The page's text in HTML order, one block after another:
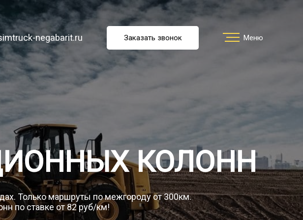
negabarit.ru Заказать звонок Меню
Заказать перевозку
О компании
Грузы
negabarit.ru Заказать звонок Меню
КОЛОНН
Только маршруты по межгороду от 300км.
по ставке от 82 руб/км!